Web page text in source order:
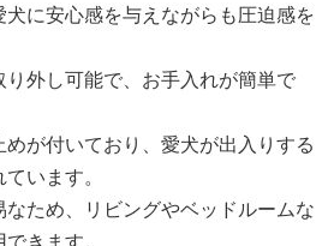
犬に安心感を与えながらも圧迫感を
外し可能で、お手入れが簡単で
が付いており、愛犬が出入りする
います。
ため、リビングやベッドルームな